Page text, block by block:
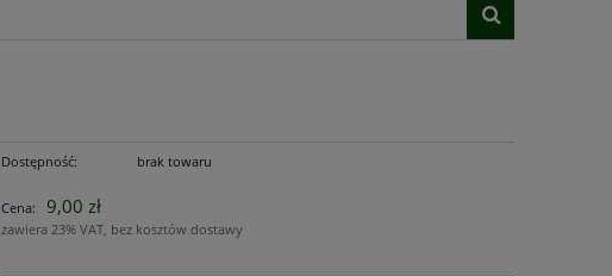
Dostępność: brak towaru
Cena: 9,00 zł
zawiera 23% VAT, bez kosztów dostawy